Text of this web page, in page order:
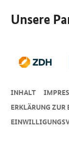
Unsere
INHALT
ERKLÄRUNG